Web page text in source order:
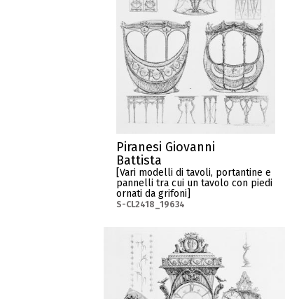
Piranesi Giovanni
Battista
[Vari modelli di tavoli, portantine e
pannelli tra cui un tavolo con piedi
ornati da grifoni]
S-CL2418_19634